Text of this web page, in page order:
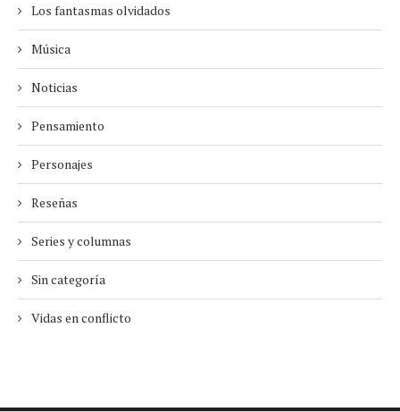
Los fantasmas olvidados
Música
Noticias
Pensamiento
Personajes
Reseñas
Series y columnas
Sin categoría
Vidas en conflicto